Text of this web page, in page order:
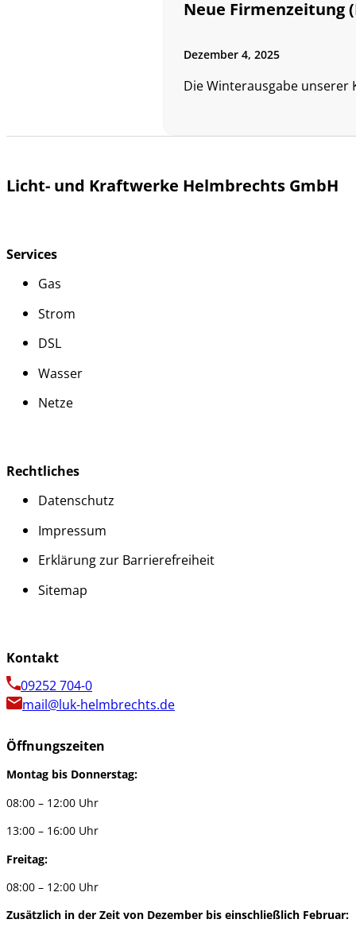
Neue Firmenzeitung
Dezember 4, 2025
Die Winterausgabe unserer
Licht- und Kraftwerke Helmbrechts GmbH
Services
Gas
Strom
DSL
Wasser
Netze
Rechtliches
Datenschutz
Impressum
Erklärung zur Barrierefreiheit
Sitemap
Kontakt
09252 704-0
mail@luk-helmbrechts.de
Öffnungszeiten
Montag bis Donnerstag:
08:00 – 12:00 Uhr
13:00 – 16:00 Uhr
Freitag:
08:00 – 12:00 Uhr
Zusätzlich in der Zeit von Dezember bis einschließlich Februar: